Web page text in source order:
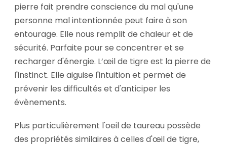
pierre fait prendre conscience du mal qu'une
personne mal intentionnée peut faire à son
entourage. Elle nous remplit de chaleur et de
sécurité. Parfaite pour se concentrer et se
recharger d'énergie. L’œil de tigre est la pierre de
l'instinct. Elle aiguise l'intuition et permet de
prévenir les difficultés et d'anticiper les
évènements.
Plus particulièrement l'oeil de taureau possède
des propriétés similaires à celles d'œil de tigre,